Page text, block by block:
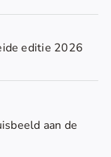
editie 2026
aan de